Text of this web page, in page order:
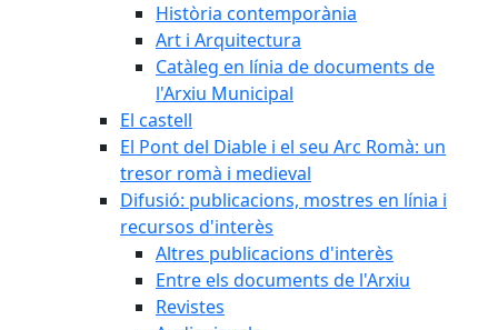
Història contemporània
Art i Arquitectura
Catàleg en línia de documents de
l'Arxiu Municipal
El castell
El Pont del Diable i el seu Arc Romà: un
tresor romà i medieval
Difusió: publicacions, mostres en línia i
recursos d'interès
Altres publicacions d'interès
Entre els documents de l'Arxiu
Revistes